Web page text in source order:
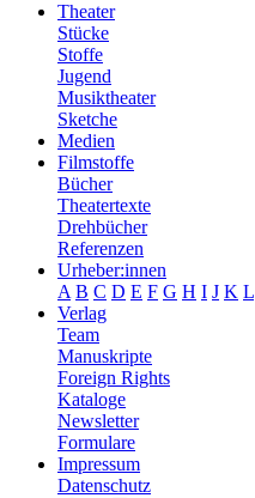
Theater
Stücke
Stoffe
Jugend
Musiktheater
Sketche
Medien
Filmstoffe
Bücher
Theatertexte
Drehbücher
Referenzen
Urheber:innen
A B C D E F G H I J K L
Verlag
Team
Manuskripte
Foreign Rights
Kataloge
Newsletter
Formulare
Impressum
Datenschutz